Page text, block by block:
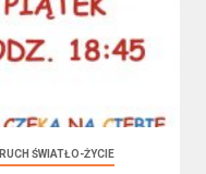
RUCH ŚWIATŁO-ŻYCIE